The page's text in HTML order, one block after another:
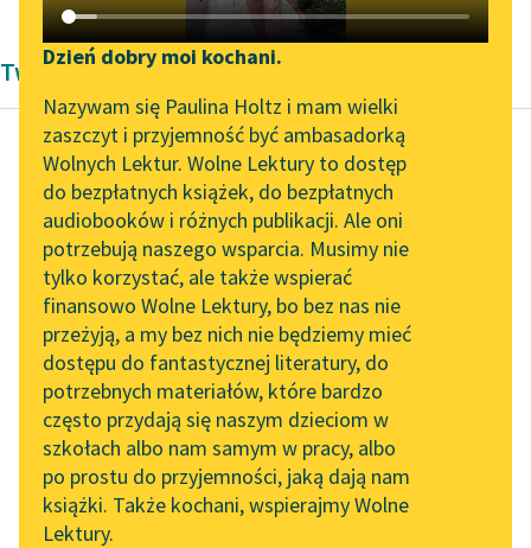
Katalog DAISY
Podkasty o książkach
Zgłoś brak utworu
Aktualności
„Prokurator Alicja Horn”
do słuchania
Byliśmy częścią AI Impact
Lab
Zapraszamy na spotkanie
online z tłumaczkami
literatury skandynawskiej
Spotkanie z Katarzyną
Tunkiel w Oslo
102. lata temu zmarł
Joseph Conrad
Narzędzia
Mapa Wolnych Lektur
Leśmianator
Przewodnik dla piszących i
czytających
API
OAI-PMH
Widget Wolnych Lektur
Przypisy
Dzień dobry moi kochani.
Nazywam się Paulina Holtz i mam wielki
zaszczyt i przyjemność być ambasadorką
Wolnych Lektur. Wolne Lektury to dostęp
do bezpłatnych książek, do bezpłatnych
audiobooków i różnych publikacji. Ale oni
potrzebują naszego wsparcia. Musimy nie
tylko korzystać, ale także wspierać
finansowo Wolne Lektury, bo bez nas nie
przeżyją, a my bez nich nie będziemy mieć
dostępu do fantastycznej literatury, do
potrzebnych materiałów, które bardzo
często przydają się naszym dzieciom w
szkołach albo nam samym w pracy, albo
po prostu do przyjemności, jaką dają nam
książki. Także kochani, wspierajmy Wolne
Lektury.
Twórczość Antoniny Domańskiej
Antonina Domańska
Historia żółtej
ciżemki
Cienie śmierci słały się
już coraz wyraźniejsze
na twarzy księcia;
zapadłe oczy traciły
blask chwilami...
Czytaj więcej